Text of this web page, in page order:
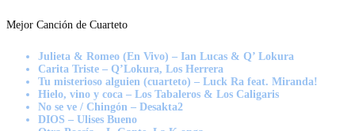
Mejor Canción de Cuarteto
Julieta & Romeo (En Vivo) – Ian Lucas & Q’ Lokura
Carita Triste – Q’Lokura, Los Herrera
Tu misterioso alguien (cuarteto) – Luck Ra feat. Miranda!
Hielo, vino y coca – Los Tabaleros & Los Caligaris
No se ve / Chingón – Desakta2
DIOS – Ulises Bueno